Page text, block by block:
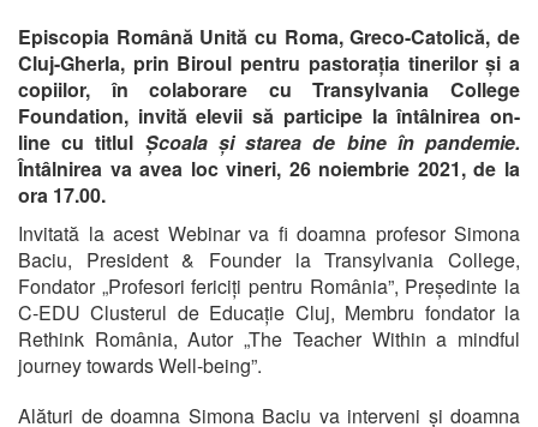
Episcopia Română Unită cu Roma, Greco-Catolică, de
Cluj-Gherla, prin Biroul pentru pastorația tinerilor și a
copiilor, în colaborare cu Transylvania College
Foundation, invită elevii să participe la întâlnirea on-
line cu titlul Școala și starea de bine în pandemie.
Întâlnirea va avea loc vineri, 26 noiembrie 2021, de la
ora 17.00.
Invitată la acest Webinar va fi doamna profesor Simona
Baciu, President & Founder la Transylvania College,
Fondator „Profesori fericiți pentru România”, Președinte la
C-EDU Clusterul de Educație Cluj, Membru fondator la
Rethink România, Autor „The Teacher Within a mindful
journey towards Well-being”.
Alături de doamna Simona Baciu va interveni și doamna